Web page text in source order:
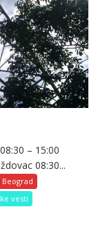
– 15:00
08:30...
Beograd
vesti